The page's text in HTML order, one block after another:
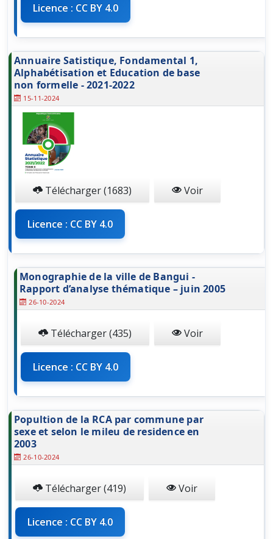
Licence : CC BY 4.0
Annuaire Satistique, Fondamental 1,
Alphabétisation et Education de base
non formelle - 2021-2022
15-11-2024
Télécharger (1683) Voir
Licence : CC BY 4.0
Monographie de la ville de Bangui -
Rapport d’analyse thématique – juin 2005
26-10-2024
Télécharger (435) Voir
Licence : CC BY 4.0
Popultion de la RCA par commune par
sexe et selon le mileu de residence en
2003
26-10-2024
Télécharger (419) Voir
Licence : CC BY 4.0